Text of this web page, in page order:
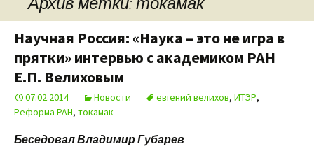
Научная Россия: «Наука – это не игра в
прятки» интервью с академиком РАН
Е.П. Велиховым
07.02.2014 Новости евгений велихов, ИТЭР,
Реформа РАН, токамак
Беседовал Владимир Губарев